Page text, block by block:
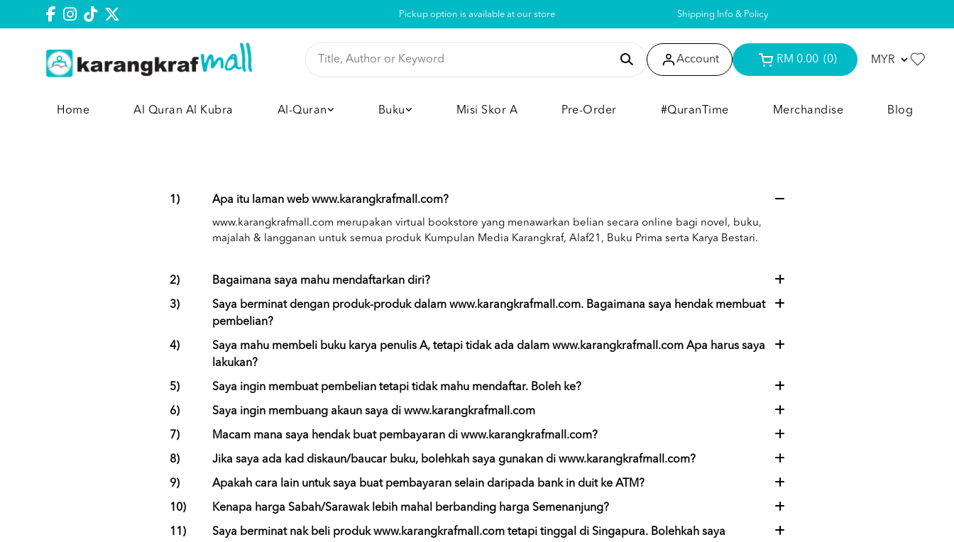
Pickup option is available at our store Shipping Info & Policy
Account RM 0.00 (0)
Home Al Quran Al Kubra Al-Quran Buku Misi Skor A Pre-Order #QuranTime Merchandise Blog
1) Apa itu laman web www.karangkrafmall.com?
www.karangkrafmall.com merupakan virtual bookstore yang menawarkan belian secara online bagi novel, buku,
majalah & langganan untuk semua produk Kumpulan Media Karangkraf, Alaf21, Buku Prima serta Karya Bestari.
2) Bagaimana saya mahu mendaftarkan diri?
3)
Saya berminat dengan produk-produk dalam www.karangkrafmall.com. Bagaimana saya hendak membuat
pembelian?
4)
Saya mahu membeli buku karya penulis A, tetapi tidak ada dalam www.karangkrafmall.com Apa harus saya
lakukan?
5) Saya ingin membuat pembelian tetapi tidak mahu mendaftar. Boleh ke?
6) Saya ingin membuang akaun saya di www.karangkrafmall.com
7) Macam mana saya hendak buat pembayaran di www.karangkrafmall.com?
8) Jika saya ada kad diskaun/baucar buku, bolehkah saya gunakan di www.karangkrafmall.com?
9) Apakah cara lain untuk saya buat pembayaran selain daripada bank in duit ke ATM?
10) Kenapa harga Sabah/Sarawak lebih mahal berbanding harga Semenanjung?
11)
Saya berminat nak beli produk www.karangkrafmall.com tetapi tinggal di Singapura. Bolehkah saya